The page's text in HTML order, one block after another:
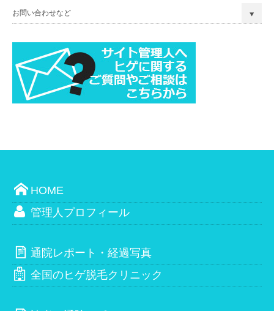
お問い合わせなど
HOME
管理人プロフィール
通院レポート・経過写真
全国のヒゲ脱毛クリニック